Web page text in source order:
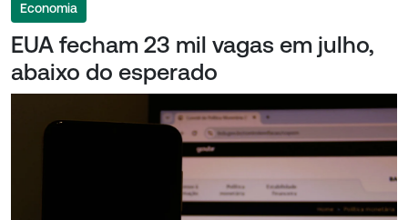
Economia
EUA fecham 23 mil vagas em julho,
abaixo do esperado